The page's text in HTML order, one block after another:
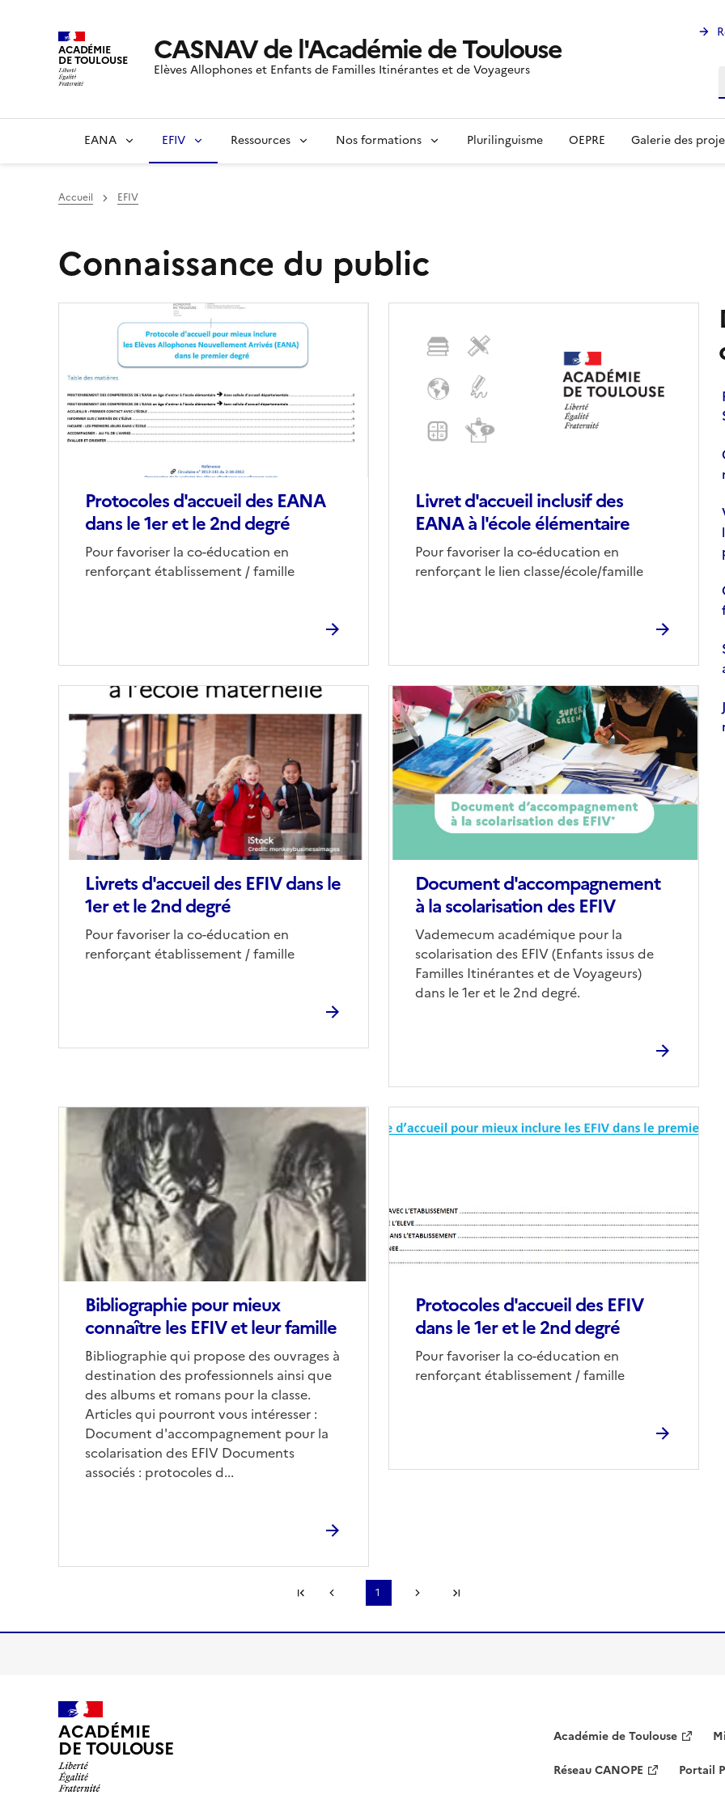
ACADÉMIE
DE TOULOUSE CASNAV de l'Académie de Toulouse
Elèves Allophones et Enfants de Familles Itinérantes et de Voyageurs
EANA EFIV Ressources Nos formations Plurilinguisme OEPRE Galerie des
Accueil EFIV
Connaissance du public
Protocoles d'accueil des EANA
dans le 1er et le 2nd degré
Corps
Pour favoriser la co-éducation en
renforçant établissement / famille
couverture
(conseillée)
Livret d'accueil inclusif des
EANA à l'école élémentaire
Corps
Pour favoriser la co-éducation en
renforçant le lien classe/école/famille
Livrets d'accueil des EFIV dans le
1er et le 2nd degré
Corps
Pour favoriser la co-éducation en
renforçant établissement / famille
de
couverture
(conseillée)
Document d'accompagnement
à la scolarisation des EFIV
Corps
Vademecum académique pour la
scolarisation des EFIV (Enfants issus de
Familles Itinérantes et de Voyageurs)
dans le 1er et le 2nd degré.
Image
de
couverture
(conseillée)
Bibliographie pour mieux
connaître les EFIV et leur famille
Corps
Bibliographie qui propose des ouvrages à
destination des professionnels ainsi que
des albums et romans pour la classe.
Articles qui pourront vous intéresser :
Document d'accompagnement pour la
scolarisation des EFIV Documents
associés : protocoles d...
Image
couverture
(conseillée)
Protocoles d'accueil des EFIV
dans le 1er et le 2nd degré
Corps
Pour favoriser la co-éducation en
renforçant établissement / famille
Image
de
Première page1
Page suivanteDernière page
ACADÉMIE
DE TOULOUSE Académie de Toulouse
Réseau CANOPE
Portail